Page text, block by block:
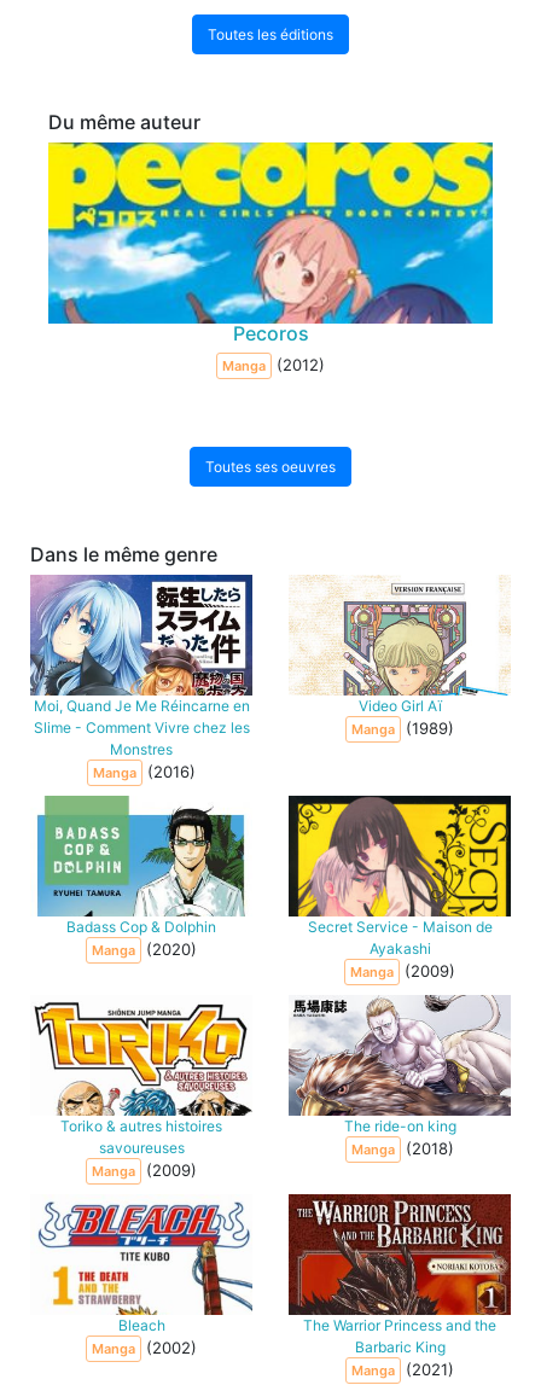
Toutes les éditions
Du même auteur
Pecoros
Manga (2012)
Toutes ses oeuvres
Dans le même genre
Moi, Quand Je Me Réincarne en
Slime - Comment Vivre chez les
Monstres
Manga (2016)
Video Girl Aï
Manga (1989)
Badass Cop & Dolphin
Manga (2020)
Secret Service - Maison de
Ayakashi
Manga (2009)
Toriko & autres histoires
savoureuses
Manga (2009)
The ride-on king
Manga (2018)
Bleach
Manga (2002)
The Warrior Princess and the
Barbaric King
Manga (2021)